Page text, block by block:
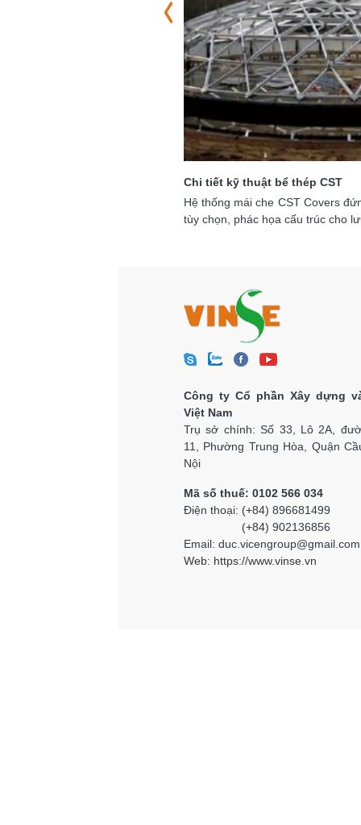
Chi tiết kỹ thuật bể thép CST
Hệ thống mái che CST Covers
tùy chọn, phác họa cấu trúc cho
Công ty Cổ phần Xây dựng
Việt Nam
Trụ sở chính: Số 33, Lô 2A,
11, Phường Trung Hòa, Quận
Nội
Mã số thuế: 0102 566 034
Điện thoại: (+84) 896681499
(+84) 902136856
Email: duc.vicengroup@gmail.com
Web: https://www.vinse.vn